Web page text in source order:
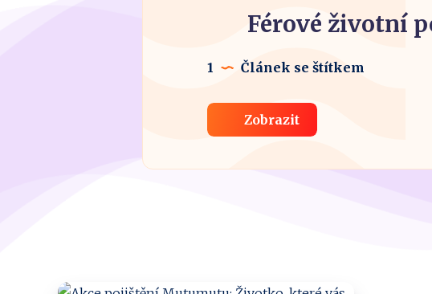
Férové životní
1 Článek se štítkem
Zobrazit